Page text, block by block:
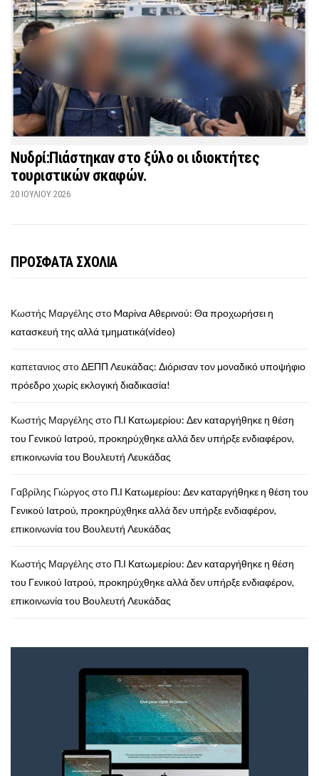
Νυδρί:Πιάστηκαν στο ξύλο οι ιδιοκτήτες
τουριστικών σκαφών.
20 ΙΟΥΛΊΟΥ 2026
ΠΡΟΣΦΑΤΑ ΣΧΟΛΙΑ
Κωστής Μαργέλης στοMαρίνα Αθερινού: Θα προχωρήσει η
κατασκευή της αλλά τμηματικά(video)
καπετανιος στοΔΕΠΠ Λευκάδας: Διόρισαν τον μοναδικό υποψήφιο
πρόεδρο χωρίς εκλογική διαδικασία!
Κωστής Μαργέλης στο Π.Ι Κατωμερίου: Δεν καταργήθηκε η θέση
του Γενικού Ιατρού, προκηρύχθηκε αλλά δεν υπήρξε ενδιαφέρον,
επικοινωνία του Βουλευτή Λευκάδας
Γαβρίλης Γιώργος στο Π.Ι Κατωμερίου: Δεν καταργήθηκε η θέση του
Γενικού Ιατρού, προκηρύχθηκε αλλά δεν υπήρξε ενδιαφέρον,
επικοινωνία του Βουλευτή Λευκάδας
Κωστής Μαργέλης στο Π.Ι Κατωμερίου: Δεν καταργήθηκε η θέση
του Γενικού Ιατρού, προκηρύχθηκε αλλά δεν υπήρξε ενδιαφέρον,
επικοινωνία του Βουλευτή Λευκάδας